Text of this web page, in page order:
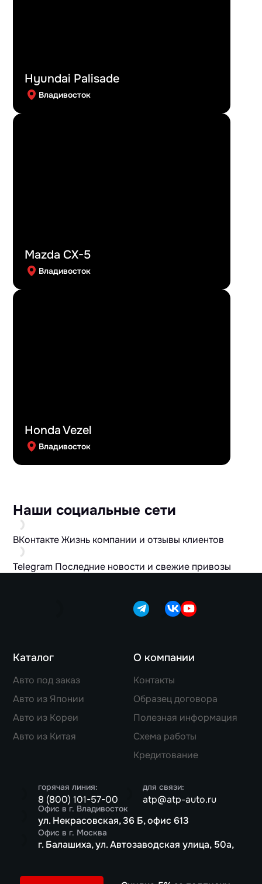
Hyundai Palisade
Владивосток
Mazda CX-5
Владивосток
Honda Vezel
Владивосток
Наши социальные сети
ВКонтактеЖизнь компании и отзывы клиентов
Telegram Последние новости и свежие привозы
Каталог
Авто под заказ
Авто из Японии
Авто из Кореи
Авто из Китая
О компании
Контакты
Образец договора
Полезная информация
Схема работы
Кредитование
горячая линия:
8 (800) 101-57-00
для связи:
atp@atp-auto.ru
Офис в г. Владивосток
ул. Некрасовская, 36 Б, офис 613
Офис в г. Москва
г. Балашиха, ул. Автозаводская улица, 50а,